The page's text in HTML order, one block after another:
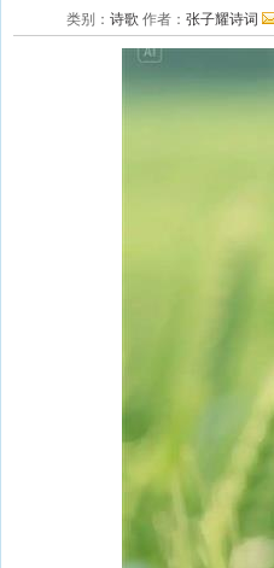
类别： 诗歌 作者： 张子耀诗词